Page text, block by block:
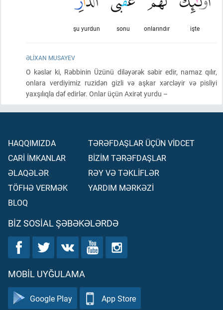
işte
onlarındır
sonu
şu yurdun
ƏLIXAN MUSAYEV
O kəslər ki, Rəbbinin Üzünü diləyərək səbir edir, namaz qılır,
onlara verdiyimiz ruzidən gizli və aşkar xərcləyir və pisliyi
yaxşılıqla dəf edirlər. Onlar üçün Axirət yurdu –
HAQQIMIZDA
CARİ İMKANLAR
ƏLAQƏLƏR
TÖFHƏ VERMƏK
BLOQ
TƏRƏFDAŞLAR ÜÇÜN VİDCET
BİZİM TƏRƏFDAŞLAR
RƏY VƏ TƏKLİFLƏR
YARDIM MƏRKƏZİ
BIZ SOSIAL ŞƏBƏKƏLƏRDƏ
MOBIL UYĞULAMA
Google Play App Store